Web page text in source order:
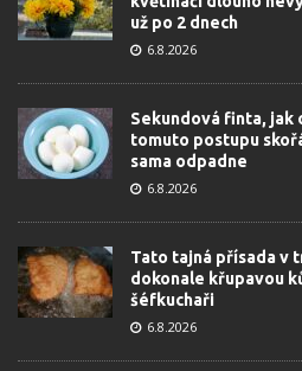
už po 2 dnech
6.8.2026
Sekundová finta, jak
tomuto postupu
sama odpadne
6.8.2026
Tato tajná přísada v
dokonale křupavou
šéfkuchaři
6.8.2026